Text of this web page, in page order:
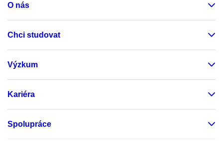
O nás
Chci studovat
Výzkum
Kariéra
Spolupráce